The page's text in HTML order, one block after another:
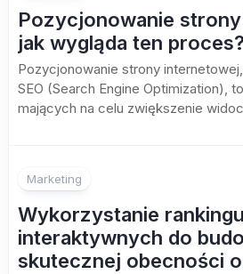
Pozycjonowanie
jak wygląda ten proces?
Pozycjonowanie strony
SEO (Search Engine Optimization),
mających na celu zwiększenie
Marketing
Wykorzystanie
interaktywnych do
skutecznej obecności